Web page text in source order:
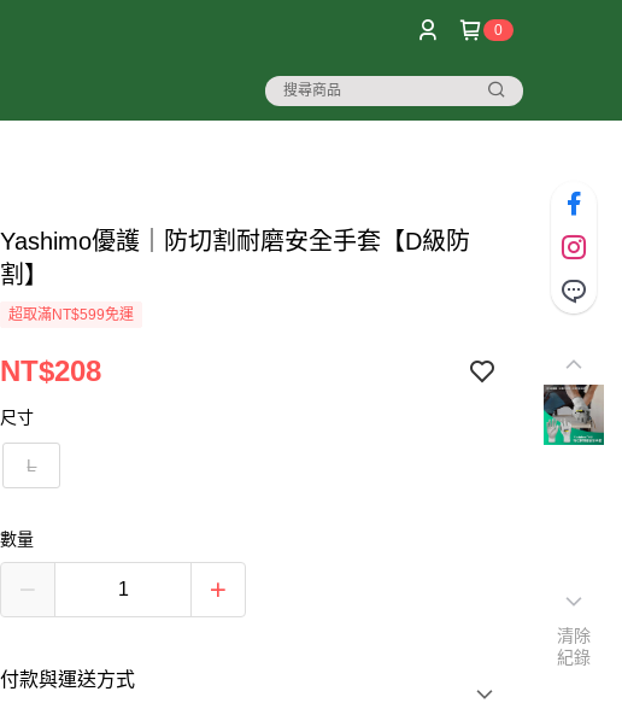
0
Yashimo優護｜防切割耐磨安全手套【D級防
割】
超取滿NT$599免運
NT$208
尺寸
L
數量
付款與運送方式
清除
紀錄